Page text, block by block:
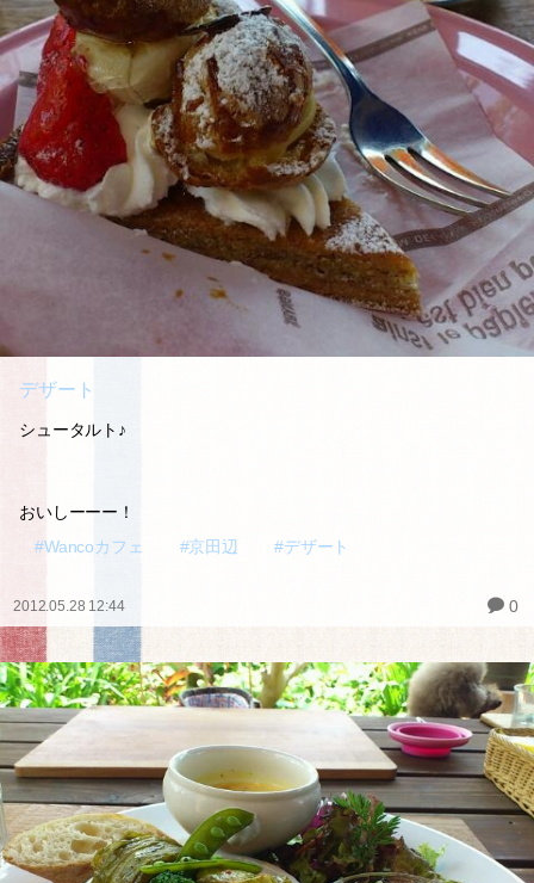
デザート
シュータルト♪
おいしーーー！
#Wancoカフェ
#京田辺 #デザート
2012.05.28 12:44 0